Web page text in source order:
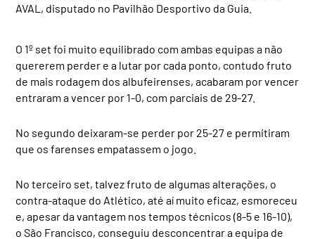
AVAL, disputado no Pavilhão Desportivo da Guia.
O 1º set foi muito equilibrado com ambas equipas a não
quererem perder e a lutar por cada ponto, contudo fruto
de mais rodagem dos albufeirenses, acabaram por vencer
entraram a vencer por 1-0, com parciais de 29-27.
No segundo deixaram-se perder por 25-27 e permitiram
que os farenses empatassem o jogo.
No terceiro set, talvez fruto de algumas alterações, o
contra-ataque do Atlético, até aí muito eficaz, esmoreceu
e, apesar da vantagem nos tempos técnicos (8-5 e 16-10),
o São Francisco, conseguiu desconcentrar a equipa de